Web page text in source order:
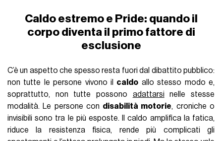
Caldo estremo e Pride: quando il
corpo diventa il primo fattore di
esclusione
C’è un aspetto che spesso resta fuori dal dibattito pubblico:
non tutte le persone vivono il caldo allo stesso modo e,
soprattutto, non tutte possono adattarsi nelle stesse
modalità. Le persone con disabilità motorie, croniche o
invisibili sono tra le più esposte. Il caldo amplifica la fatica,
riduce la resistenza fisica, rende più complicati gli